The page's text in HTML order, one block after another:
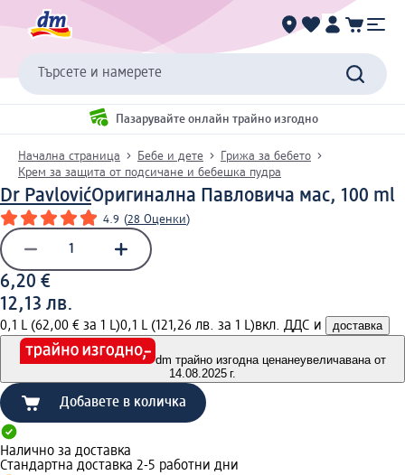
Търсете и намерете
Пазарувайте онлайн трайно изгодно
Начална страница Бебе и дете
Грижа за бебето
Крем за защита от подсичане и бебешка пудра
Dr PavlovićОригинална Павловича мас, 100 ml
4.9 (28 Оценки)
6,20 €
12,13 лв.
0,1 L (62,00 € за 1 L)0,1 L (121,26 лв. за 1 L)вкл. ДДС и доставка
dm трайно изгодна ценанеувеличавана от
14.08.2025 г.
Добавете в количка
Налично за доставка
Стандартна доставка 2-5 работни дни